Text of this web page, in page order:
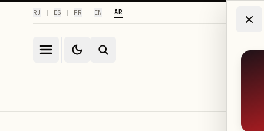
AR
|
EN
|
FR
|
ES
|
RU